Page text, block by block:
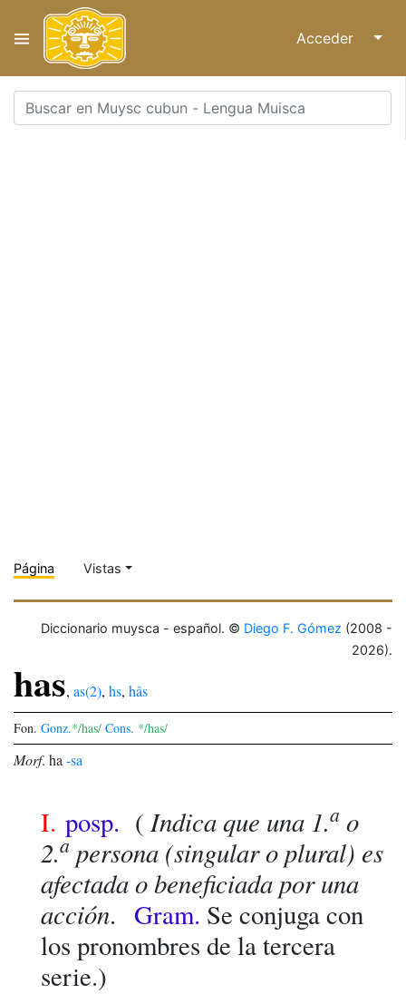
Acceder ↓
Página Vistas
Diccionario muysca - español. © Diego F. Gómez (2008 -
2026).
has, as(2), hs, hâs
Fon. Gonz.*/has/ Cons. */has/
Morf. ha -sa
I. posp. ( Indica que una 1.a o
2.a persona (singular o plural) es
afectada o beneficiada por una
acción. Gram. Se conjuga con
los pronombres de la tercera
serie.)